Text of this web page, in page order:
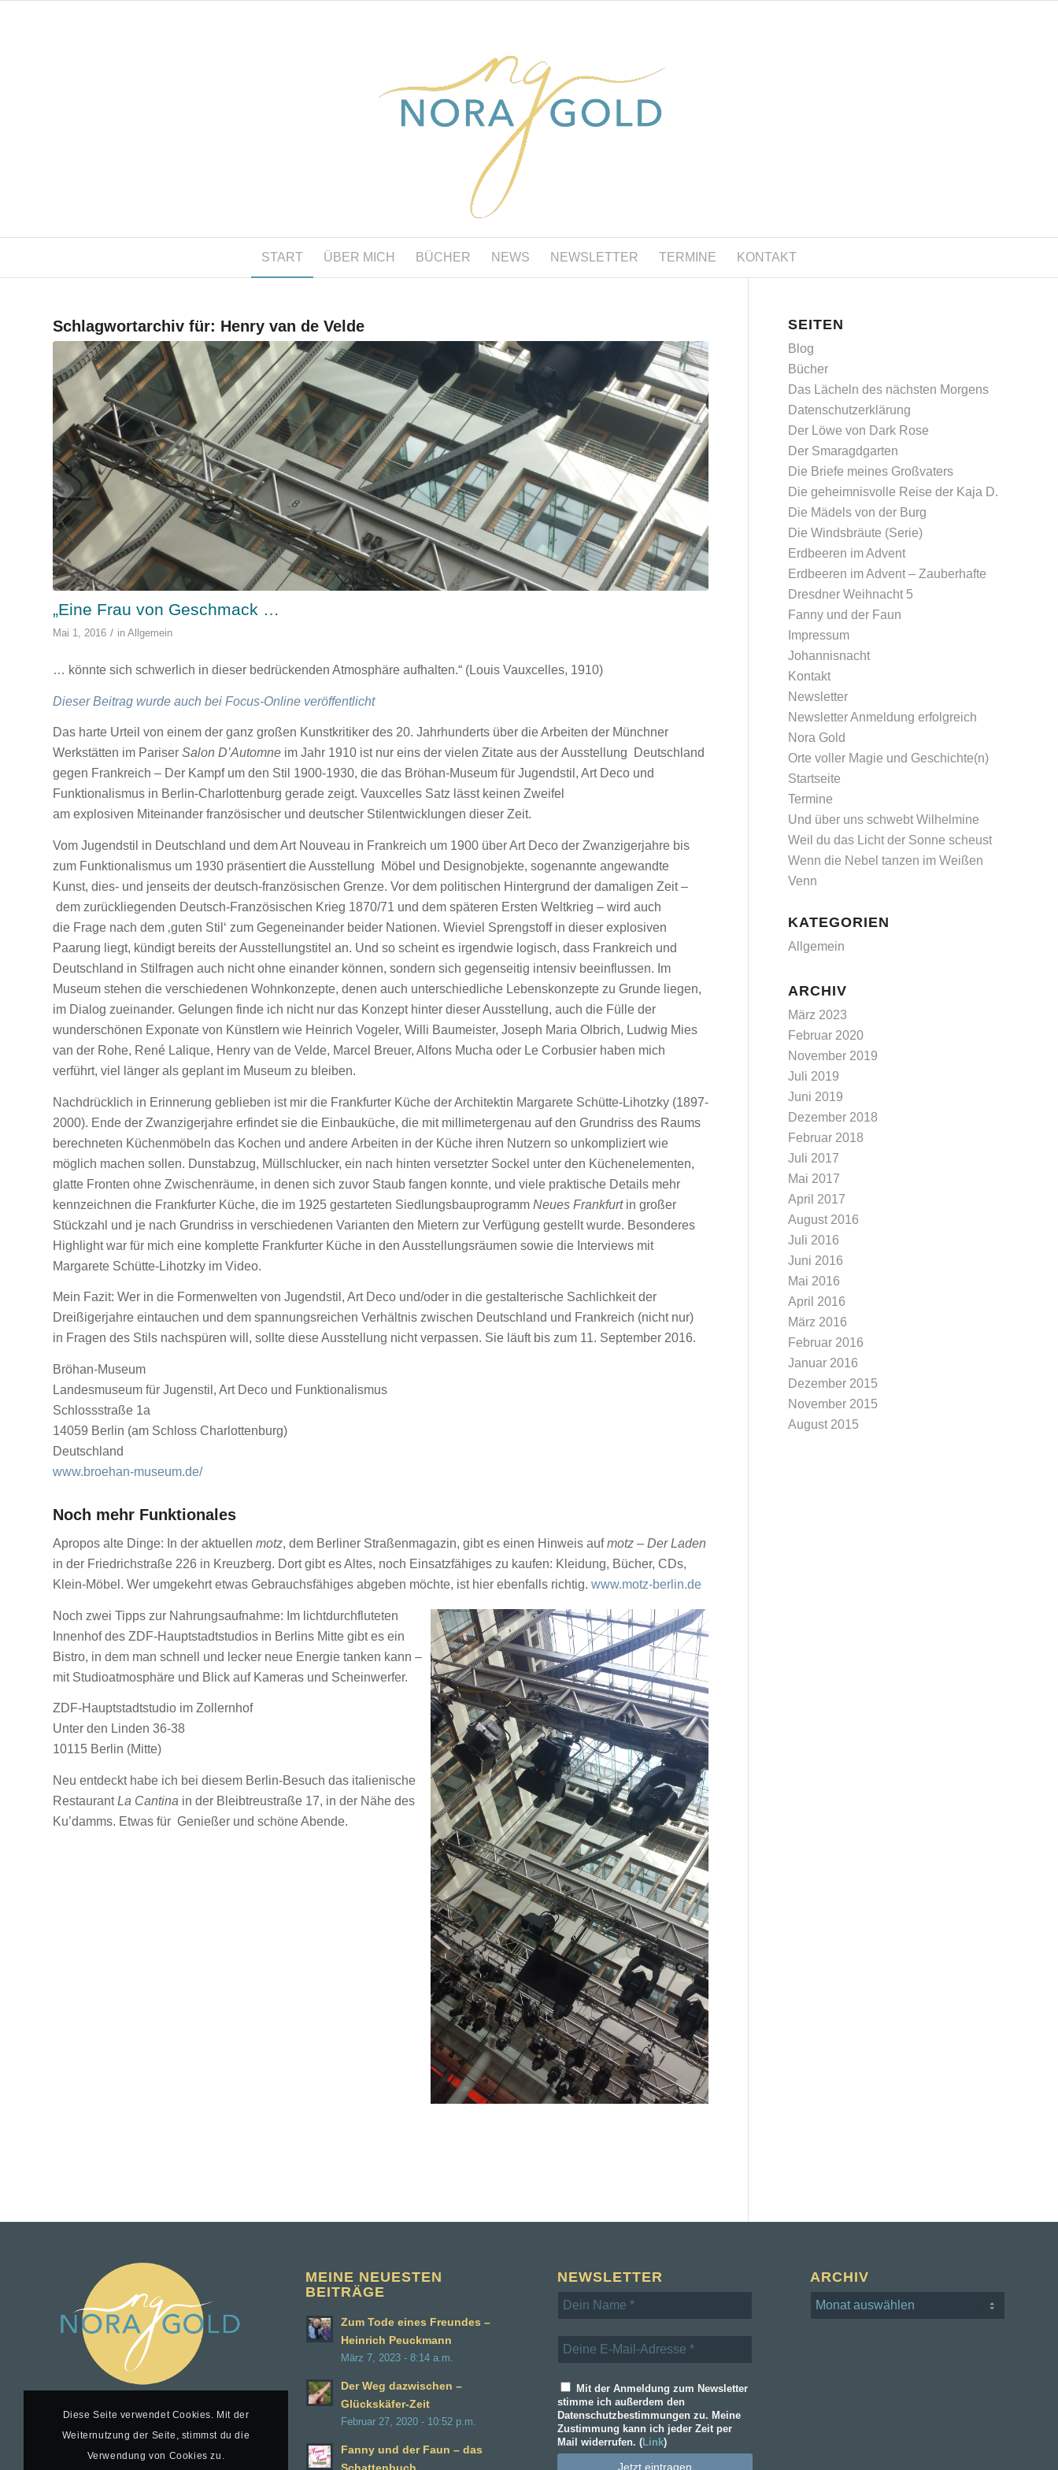
START ÜBER MICH BÜCHER NEWS NEWSLETTER TERMINE KONTAKT
Schlagwortarchiv für: Henry van de Velde
„Eine Frau von Geschmack …
Mai 1, 2016 / in Allgemein
… könnte sich schwerlich in dieser bedrückenden Atmosphäre aufhalten.“ (Louis Vauxcelles, 1910)
Dieser Beitrag wurde auch bei Focus-Online veröffentlicht
Das harte Urteil von einem der ganz großen Kunstkritiker des 20. Jahrhunderts über die Arbeiten der Münchner
Werkstätten im Pariser Salon D’Automne im Jahr 1910 ist nur eins der vielen Zitate aus der Ausstellung
Deutschland
gegen Frankreich – Der Kampf um den Stil 1900-1930, die das Bröhan-Museum für Jugendstil, Art Deco und
Funktionalismus in Berlin-Charlottenburg gerade zeigt. Vauxcelles Satz lässt keinen Zweifel
am explosiven Miteinander französischer und deutscher Stilentwicklungen dieser Zeit.
Vom Jugendstil in Deutschland und dem Art Nouveau in Frankreich um 1900 über Art Deco der Zwanzigerjahre bis
zum Funktionalismus um 1930 präsentiert die Ausstellung Möbel und Designobjekte, sogenannte angewandte
Kunst, dies- und jenseits der deutsch-französischen Grenze. Vor dem politischen Hintergrund der damaligen Zeit –
dem zurückliegenden Deutsch-Französischen Krieg 1870/71 und dem späteren Ersten Weltkrieg – wird auch
die Frage nach dem ‚guten Stil‘ zum Gegeneinander beider Nationen. Wieviel Sprengstoff in dieser explosiven
Paarung liegt, kündigt bereits der Ausstellungstitel an. Und so scheint es irgendwie logisch, dass Frankreich und
Deutschland in Stilfragen auch nicht ohne einander können, sondern sich gegenseitig intensiv beeinflussen. Im
Museum stehen die verschiedenen Wohnkonzepte, denen auch unterschiedliche Lebenskonzepte zu Grunde liegen,
im Dialog zueinander. Gelungen finde ich nicht nur das Konzept hinter dieser Ausstellung, auch die Fülle der
wunderschönen Exponate von Künstlern wie Heinrich Vogeler, Willi Baumeister, Joseph Maria Olbrich, Ludwig Mies
van der Rohe, René Lalique, Henry van de Velde, Marcel Breuer, Alfons Mucha oder Le Corbusier haben mich
verführt, viel länger als geplant im Museum zu bleiben.
Nachdrücklich in Erinnerung geblieben ist mir die Frankfurter Küche der Architektin Margarete Schütte-Lihotzky (1897-
2000). Ende der Zwanzigerjahre erfindet sie die Einbauküche, die mit millimetergenau auf den Grundriss des Raums
berechneten Küchenmöbeln das Kochen und andere Arbeiten in der Küche ihren Nutzern so unkompliziert wie
möglich machen sollen. Dunstabzug, Müllschlucker, ein nach hinten versetzter Sockel unter den Küchenelementen,
glatte Fronten ohne Zwischenräume, in denen sich zuvor Staub fangen konnte, und viele praktische Details mehr
kennzeichnen die Frankfurter Küche, die im 1925 gestarteten Siedlungsbauprogramm Neues Frankfurtin großer
Stückzahl und je nach Grundriss in verschiedenen Varianten den Mietern zur Verfügung gestellt wurde. Besonderes
Highlight war für mich eine komplette Frankfurter Küche in den Ausstellungsräumen sowie die Interviews mit
Margarete Schütte-Lihotzky im Video.
Mein Fazit: Wer in die Formenwelten von Jugendstil, Art Deco und/oder in die gestalterische Sachlichkeit der
Dreißigerjahre eintauchen und dem spannungsreichen Verhältnis zwischen Deutschland und Frankreich (nicht nur)
in Fragen des Stils nachspüren will, sollte diese Ausstellung nicht verpassen. Sie läuft bis zum 11. September 2016.
Bröhan-Museum
Landesmuseum für Jugenstil, Art Deco und Funktionalismus
Schlossstraße 1a
14059 Berlin (am Schloss Charlottenburg)
Deutschland
www.broehan-museum.de/
Noch mehr Funktionales
Apropos alte Dinge: In der aktuellen motz, dem Berliner Straßenmagazin, gibt es einen Hinweis aufmotz – Der Laden
in der Friedrichstraße 226 in Kreuzberg. Dort gibt es Altes, noch Einsatzfähiges zu kaufen: Kleidung, Bücher, CDs,
Klein-Möbel. Wer umgekehrt etwas Gebrauchsfähiges abgeben möchte, ist hier ebenfalls richtig. www.motz-berlin.de
Noch zwei Tipps zur Nahrungsaufnahme: Im lichtdurchfluteten
Innenhof des ZDF-Hauptstadtstudios in Berlins Mitte gibt es ein
Bistro, in dem man schnell und lecker neue Energie tanken kann –
mit Studioatmosphäre und Blick auf Kameras und Scheinwerfer.
ZDF-Hauptstadtstudio im Zollernhof
Unter den Linden 36-38
10115 Berlin (Mitte)
Neu entdeckt habe ich bei diesem Berlin-Besuch das italienische
RestaurantLa Cantina in der Bleibtreustraße 17, in der Nähe des
Ku’damms. Etwas für Genießer und schöne Abende.
SEITEN
Blog
Bücher
Das Lächeln des nächsten Morgens
Datenschutz­erklärung
Der Löwe von Dark Rose
Der Smaragdgarten
Die Briefe meines Großvaters
Die geheimnisvolle Reise der Kaja D.
Die Mädels von der Burg
Die Windsbräute (Serie)
Erdbeeren im Advent
Erdbeeren im Advent – Zauberhafte
Dresdner Weihnacht 5
Fanny und der Faun
Impressum
Johannisnacht
Kontakt
Newsletter
Newsletter Anmeldung erfolgreich
Nora Gold
Orte voller Magie und Geschichte(n)
Startseite
Termine
Und über uns schwebt Wilhelmine
Weil du das Licht der Sonne scheust
Wenn die Nebel tanzen im Weißen
Venn
KATEGORIEN
Allgemein
ARCHIV
März 2023
Februar 2020
November 2019
Juli 2019
Juni 2019
Dezember 2018
Februar 2018
Juli 2017
Mai 2017
April 2017
August 2016
Juli 2016
Juni 2016
Mai 2016
April 2016
März 2016
Februar 2016
Januar 2016
Dezember 2015
November 2015
August 2015
MEINE NEUESTEN
BEITRÄGE
Zum Tode eines Freundes –
Heinrich Peuckmann
März 7, 2023 - 8:14 a.m.
Der Weg dazwischen –
Glückskäfer-Zeit
Februar 27, 2020 - 10:52 p.m.
Fanny und der Faun – das
NEWSLETTER
Mit der Anmeldung zum Newsletter
stimme ich außerdem den
Datenschutzbestimmungen zu. Meine
Zustimmung kann ich jeder Zeit per
Mail widerrufen. ( Link)
ARCHIV
Diese Seite verwendet Cookies. Mit der
Weiternutzung der Seite, stimmst du die
Verwendung von Cookies zu.